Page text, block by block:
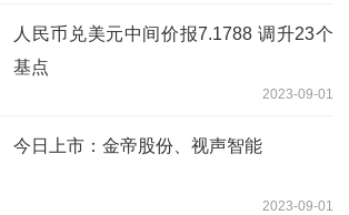
人民币兑美元中间价报7.1788 调升23个
基点
2023-09-01
今日上市：金帝股份、视声智能
2023-09-01